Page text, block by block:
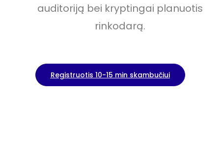
auditoriją bei kryptingai planuotis
rinkodarą.
Registruotis 10-15 min skambučiui